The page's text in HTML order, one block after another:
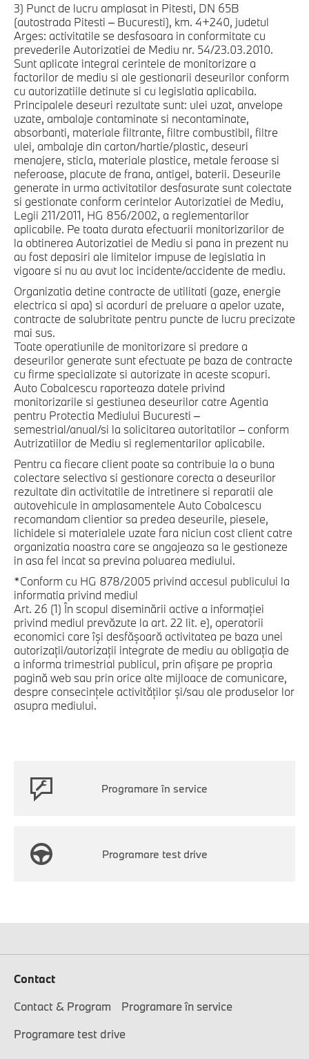
3) Punct de lucru amplasat in Pitesti, DN 65B
(autostrada Pitesti – Bucuresti), km. 4+240, judetul
Arges: activitatile se desfasoara in conformitate cu
prevederile Autorizatiei de Mediu nr. 54/23.03.2010.
Sunt aplicate integral cerintele de monitorizare a
factorilor de mediu si ale gestionarii deseurilor conform
cu autorizatiile detinute si cu legislatia aplicabila.
Principalele deseuri rezultate sunt: ulei uzat, anvelope
uzate, ambalaje contaminate si necontaminate,
absorbanti, materiale filtrante, filtre combustibil, filtre
ulei, ambalaje din carton/hartie/plastic, deseuri
menajere, sticla, materiale plastice, metale feroase si
neferoase, placute de frana, antigel, baterii. Deseurile
generate in urma activitatilor desfasurate sunt colectate
si gestionate conform cerintelor Autorizatiei de Mediu,
Legii 211/2011, HG 856/2002, a reglementarilor
aplicabile. Pe toata durata efectuarii monitorizarilor de
la obtinerea Autorizatiei de Mediu si pana in prezent nu
au fost depasiri ale limitelor impuse de legislatia in
vigoare si nu au avut loc incidente/accidente de mediu.
Organizatia detine contracte de utilitati (gaze, energie
electrica si apa) si acorduri de preluare a apelor uzate,
contracte de salubritate pentru puncte de lucru precizate
mai sus.
Toate operatiunile de monitorizare si predare a
deseurilor generate sunt efectuate pe baza de contracte
cu firme specializate si autorizate in aceste scopuri.
Auto Cobalcescu raporteaza datele privind
monitorizarile si gestiunea deseurilor catre Agentia
pentru Protectia Mediului Bucuresti –
semestrial/anual/si la solicitarea autoritatilor – conform
Autrizatiilor de Mediu si reglementarilor aplicabile.
Pentru ca fiecare client poate sa contribuie la o buna
colectare selectiva si gestionare corecta a deseurilor
rezultate din activitatile de intretinere si reparatii ale
autovehicule in amplasamentele Auto Cobalcescu
recomandam clientior sa predea deseurile, piesele,
lichidele si materialele uzate fara niciun cost client catre
organizatia noastra care se angajeaza sa le gestioneze
in asa fel incat sa previna poluarea mediului.
*Conform cu HG 878/2005 privind accesul publicului la
informatia privind mediul
Art. 26 (1) În scopul diseminării active a informației
privind mediul prevăzute la art. 22 lit. e), operatorii
economici care își desfășoară activitatea pe baza unei
autorizații/autorizații integrate de mediu au obligația de
a informa trimestrial publicul, prin afișare pe propria
pagină web sau prin orice alte mijloace de comunicare,
despre consecințele activităților și/sau ale produselor lor
asupra mediului.
Programare în service
Programare test drive
Contact
Contact & Program
Programare în service
Programare test drive